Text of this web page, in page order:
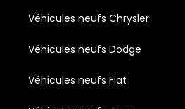
Véhicules neufs Chrysler
Véhicules neufs Dodge
Véhicules neufs Fiat